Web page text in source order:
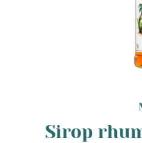
Sirop